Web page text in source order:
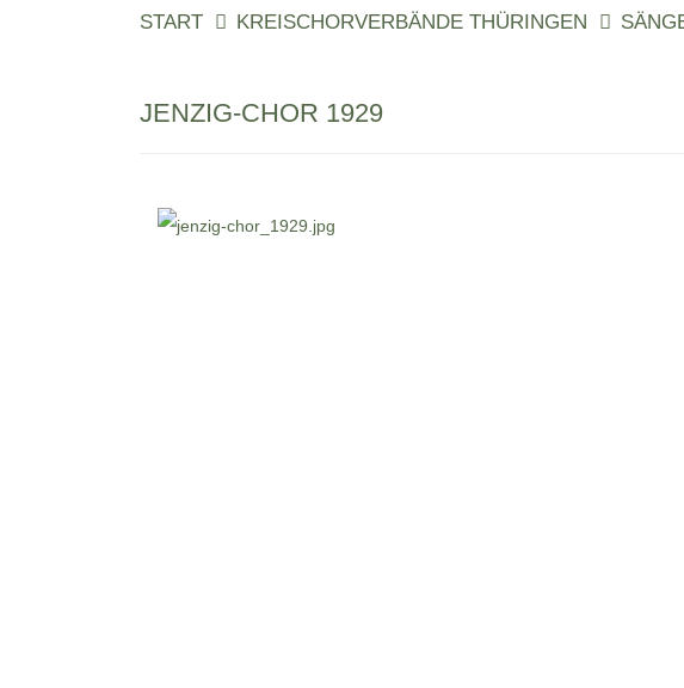
START KREISCHORVERBÄNDE THÜRINGEN
JENZIG-CHOR 1929